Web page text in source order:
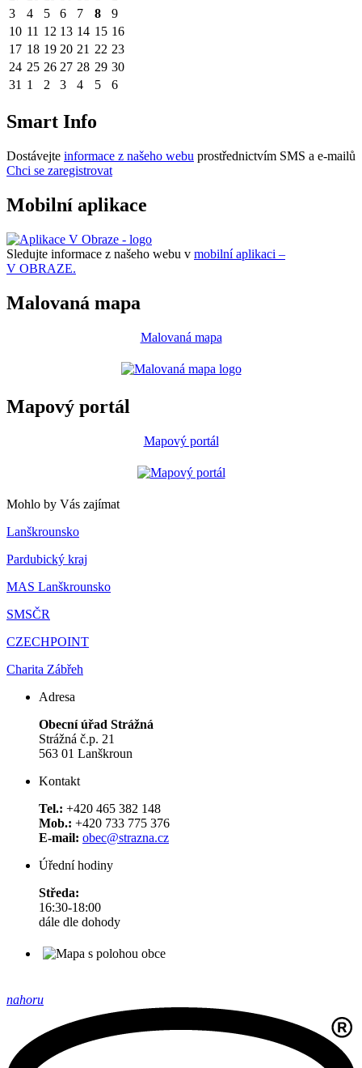
3
4 5 6 7 8
9
10 11 12 13 14 15 16
17 18 19 20 21 22 23
24 25 26 27 28 29 30
31 1 2 3 4 5 6
Smart Info
Dostávejte informace z našeho webu prostřednictvím SMS a e-mailů
Chci se zaregistrovat
Mobilní aplikace
Sledujte informace z našeho webu v mobilní aplikaci –
V OBRAZE.
Malovaná mapa
Malovaná mapa
Mapový portál
Mapový portál
Mohlo by Vás zajímat
Lanškrounsko
Pardubický kraj
MAS Lanškrounsko
SMSČR
CZECHPOINT
Charita Zábřeh
Adresa
Obecní úřad Strážná
Strážná č.p. 21
563 01 Lanškroun
Kontakt
Tel.: +420 465 382 148
Mob.: +420 733 775 376
E-mail: obec@strazna.cz
Úřední hodiny
Středa:
16:30-18:00
dále dle dohody
nahoru